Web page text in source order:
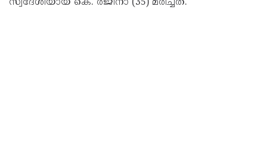
സ്വദേശിയായ കെ. രജിനാ (35) മരിച്ചത്.